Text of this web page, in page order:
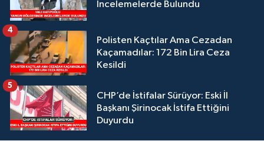
İncelemelerde Bulundu
Polisten Kaçtılar Ama Cezadan
Kaçamadılar: 172 Bin Lira Ceza
Kesildi
4
CHP’de İstifalar Sürüyor: Eski İl
Başkanı Şirinocak İstifa Ettiğini
Duyurdu
5